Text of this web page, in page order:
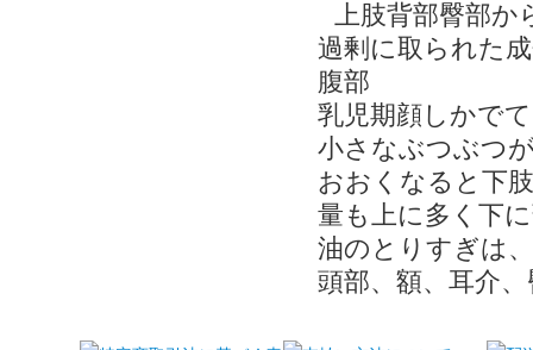
上肢背部臀部か
過剰に取られた
腹部
乳児期顔しかで
小さなぶつぶつ
おおくなると下
量も上に多く下
油のとりすぎは
頭部、額、耳介